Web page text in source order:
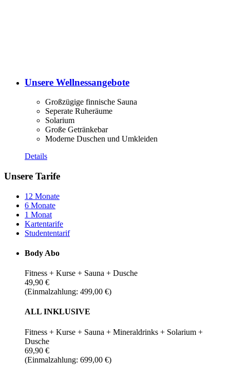
Unsere Wellnessangebote
Großzügige finnische Sauna
Seperate Ruheräume
Solarium
Große Getränkebar
Moderne Duschen und Umkleiden
Details
Unsere Tarife
12 Monate
6 Monate
1 Monat
Kartentarife
Studententarif
Body Abo
Fitness + Kurse + Sauna + Dusche
49,90 €
(Einmalzahlung: 499,00 €)
ALL INKLUSIVE
Fitness + Kurse + Sauna + Mineraldrinks + Solarium +
Dusche
69,90 €
(Einmalzahlung: 699,00 €)